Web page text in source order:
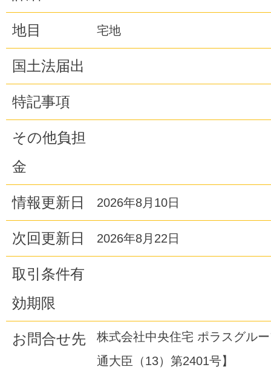
地目 宅地
国土法届出
特記事項
その他負担
金
情報更新日 2026年8月10日
次回更新日 2026年8月22日
取引条件有
効期限
お問合せ先
株式会社中央住宅 ポラスグル
通大臣（13）第2401号】